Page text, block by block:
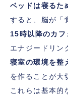
ベッドは寝るた
すると、脳が「
15時以降のカフ
エナジードリン
寝室の環境を整
を作ることが大
これらは基本的